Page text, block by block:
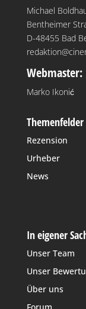
Michael
Bentheimer
D-48455 Bad
Webmaster:
Marko Ikonić
Themenfelder
Rezension
Urheber
News
In eigener
Unser Team
Unser
Über uns